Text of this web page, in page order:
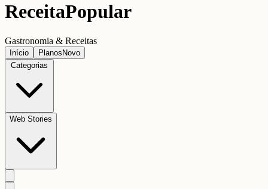
ReceitaPopular
Gastronomia & Receitas
Início Planos Novo
Categorias
Web Stories